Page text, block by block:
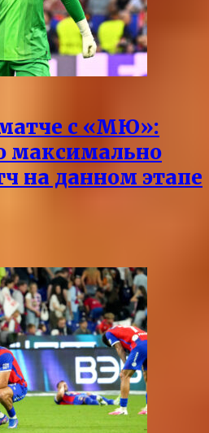
с «МЮ»:
максимально
на данном этапе